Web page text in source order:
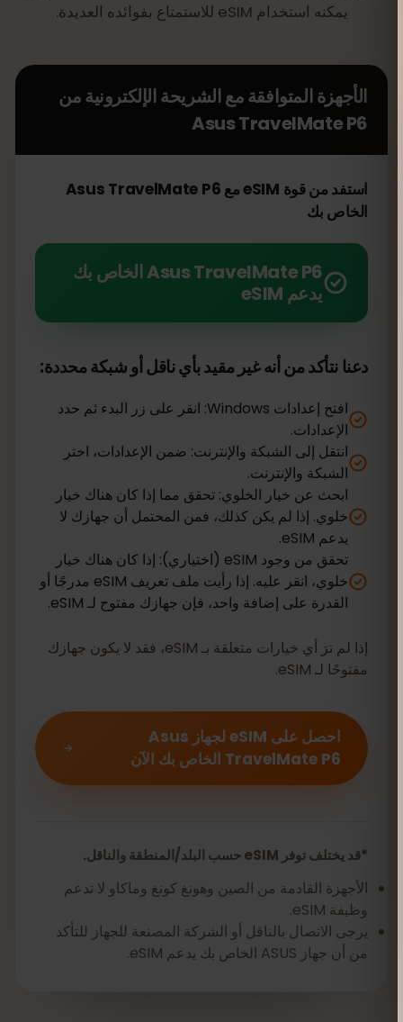
يمكنه استخدام eSIM للاستمتاع بفوائده العديدة.
الأجهزة المتوافقة مع الشريحة الإلكترونية من
Asus TravelMate P6
استفد من قوة eSIM مع Asus TravelMate P6
الخاص بك
Asus TravelMate P6 الخاص بك
يدعم eSIM
دعنا نتأكد من أنه غير مقيد بأي ناقل أو شبكة محددة:
افتح إعدادات Windows: انقر على زر البدء ثم حدد
الإعدادات.
انتقل إلى الشبكة والإنترنت: ضمن الإعدادات، اختر
الشبكة والإنترنت.
ابحث عن خيار الخلوي: تحقق مما إذا كان هناك خيار
خلوي. إذا لم يكن كذلك، فمن المحتمل أن جهازك لا
يدعم eSIM.
تحقق من وجود eSIM (اختياري): إذا كان هناك خيار
خلوي، انقر عليه. إذا رأيت ملف تعريف eSIM مدرجًا أو
القدرة على إضافة واحد، فإن جهازك مفتوح لـ eSIM.
إذا لم ترَ أي خيارات متعلقة بـ eSIM، فقد لا يكون جهازك
مفتوحًا لـ eSIM.
احصل على eSIM لجهاز Asus
TravelMate P6 الخاص بك الآن
*قد يختلف توفر eSIM حسب البلد/المنطقة والناقل.
الأجهزة القادمة من الصين وهونغ كونغ وماكاو لا تدعم
وظيفة eSIM.
يرجى الاتصال بالناقل أو الشركة المصنعة للجهاز للتأكد
من أن جهاز ASUS الخاص بك يدعم eSIM.